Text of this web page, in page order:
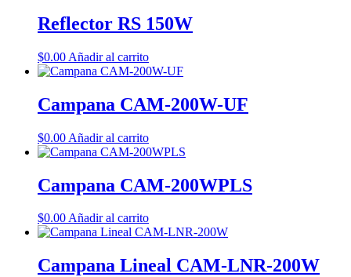
Reflector RS 150W
$0.00 Añadir al carrito
Campana CAM-200W-UF
$0.00 Añadir al carrito
Campana CAM-200WPLS
$0.00Añadir al carrito
Campana Lineal CAM-LNR-200W